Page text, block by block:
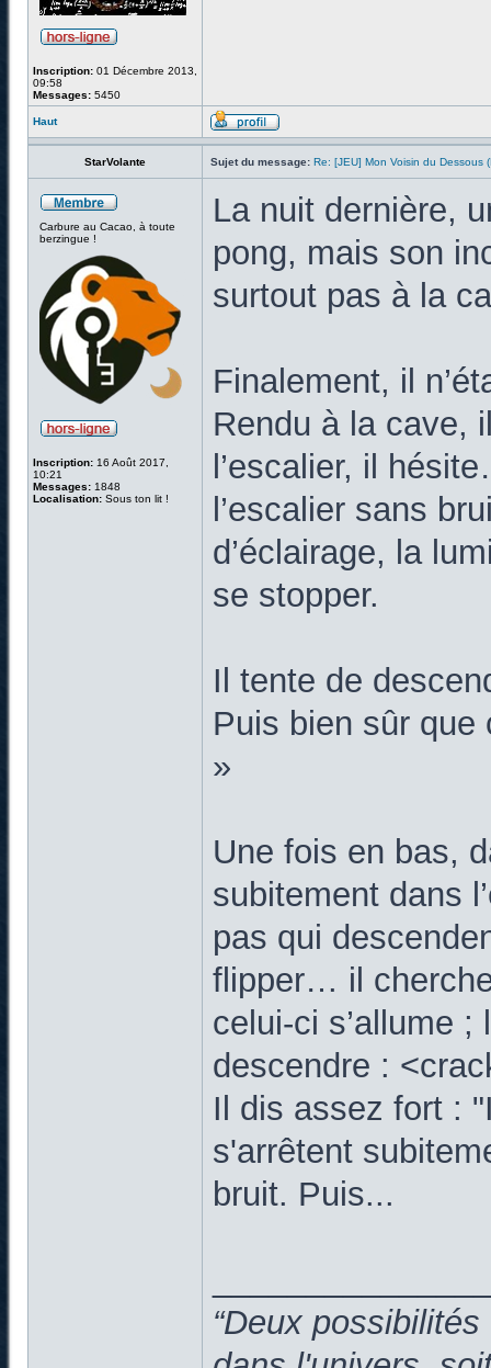
Inscription: 01 Décembre 2013,
09:58
Messages: 5450
Haut
StarVolante Sujet du message: Re: [JEU] Mon Voisin du Dessous
Carbure au Cacao, à toute
berzingue !
Inscription: 16 Août 2017,
10:21
Messages: 1848
Localisation: Sous ton lit !
La nuit dernière,
pong, mais son
surtout pas à la
Finalement, il
Rendu à la cave,
l’escalier, il
l’escalier sans
d’éclairage, la
se stopper.
Il tente de
Puis bien sûr que
»
Une fois en bas,
subitement dans
pas qui
flipper… il
celui-ci s’allume ;
descendre :
Il dis assez fort :
s'arrêtent
bruit. Puis...
“Deux